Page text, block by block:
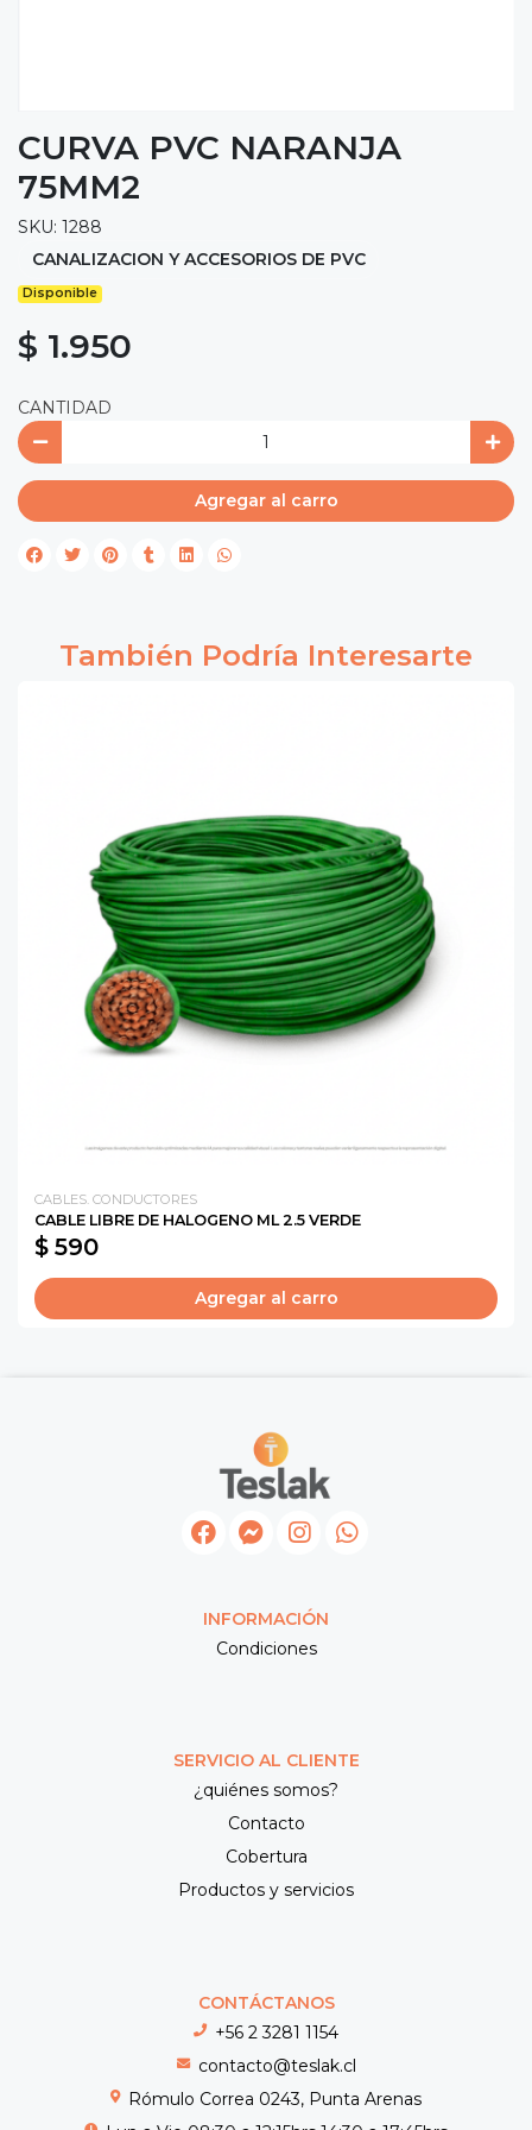
CURVA PVC NARANJA
75MM2
SKU: 1288
CANALIZACION Y ACCESORIOS DE PVC
Disponible
$ 1.950
CANTIDAD
Agregar al carro
También Podría Interesarte
CABLES. CONDUCTORES
CABLE LIBRE DE HALOGENO ML 2.5 VERDE
$ 590
Agregar al carro
INFORMACIÓN
Condiciones
SERVICIO AL CLIENTE
¿quiénes somos?
Contacto
Cobertura
Productos y servicios
CONTÁCTANOS
+56 2 3281 1154
contacto@teslak.cl
Rómulo Correa 0243, Punta Arenas